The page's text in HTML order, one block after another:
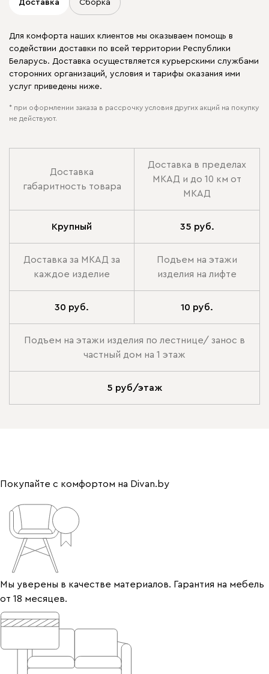
Доставка Сборка
Для комфорта наших клиентов мы оказываем помощь в
содействии доставки по всей территории Республики
Беларусь. Доставка осуществляется курьерскими службами
сторонних организаций, условия и тарифы оказания ими
услуг приведены ниже.
* при оформлении заказа в рассрочку условия других акций на покупку
не действуют.
Доставка
габаритность товара
Доставка в пределах
МКАД и до 10 км от
МКАД
Крупный 35 руб.
Доставка за МКАД за
каждое изделие
Подъем на этажи
изделия на лифте
30 руб. 10 руб.
Подъем на этажи изделия по лестнице/ занос в
частный дом на 1 этаж
5 руб/этаж
Покупайте с комфортом на Divan.by
Мы уверены в качестве материалов. Гарантия на мебель
от 18 месяцев.